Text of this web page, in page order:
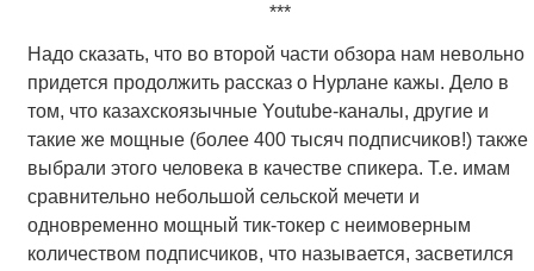
***
Надо сказать, что во второй части обзора нам невольно
придется продолжить рассказ о Нурлане кажы. Дело в
том, что казахскоязычные Youtube-каналы, другие и
такие же мощные (более 400 тысяч подписчиков!) также
выбрали этого человека в качестве спикера. Т.е. имам
сравнительно небольшой сельской мечети и
одновременно мощный тик-токер с неимоверным
количеством подписчиков, что называется, засветился